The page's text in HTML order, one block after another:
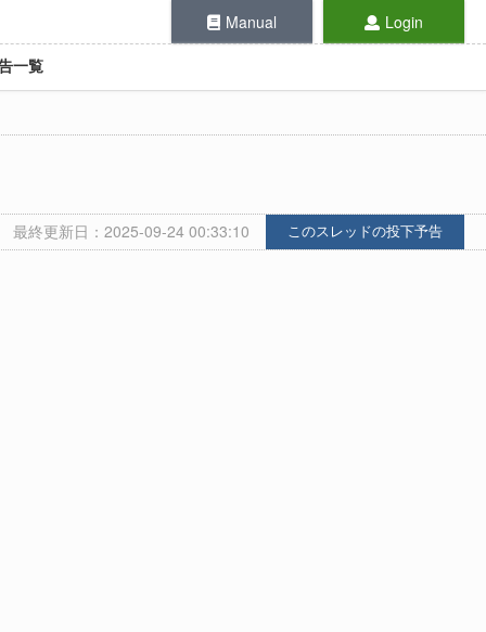
Manual Login
一覧
最終更新日：2025-09-24 00:33:10 このスレッドの投下予告